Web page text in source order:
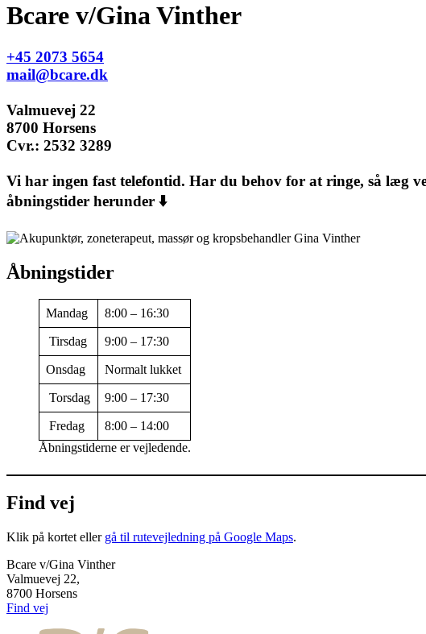
Bcare v/Gina Vinther
+45 2073 5654
mail@bcare.dk
Valmuevej 22
8700 Horsens
Cvr.: 2532 3289
Vi har ingen fast telefontid. Har du behov for at ringe, så læg
åbningstider herunder ⬇️
Åbningstider
Mandag 8:00 – 16:30
Tirsdag 9:00 – 17:30
Onsdag Normalt lukket
Torsdag 9:00 – 17:30
Fredag
8:00 – 14:00
Åbningstiderne er vejledende.
Find vej
Klik på kortet eller gå til rutevejledning på Google Maps.
Bcare v/Gina Vinther
Valmuevej 22,
8700 Horsens
Find vej